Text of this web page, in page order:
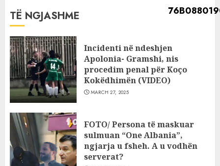
TË NGJASHME
Incidenti në ndeshjen
Apolonia- Gramshi, nis
procedim penal për Koço
Kokëdhimën (VIDEO)
MARCH 27, 2025
FOTO/ Persona të maskuar
sulmuan “One Albania”,
ngjarja u fsheh. A u vodhën
serverat?